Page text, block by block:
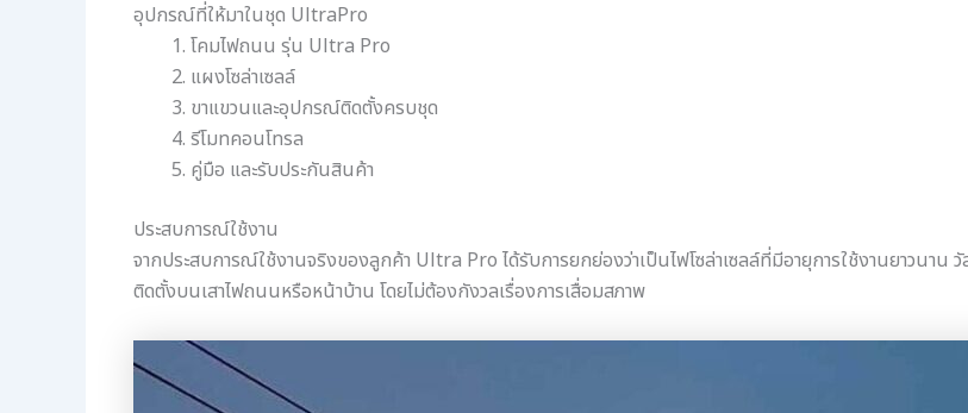
อุปกรณ์ที่ให้มาในชุด UltraPro
โคมไฟถนน รุ่น Ultra Pro
แผงโซล่าเซลล์
ขาแขวนและอุปกรณ์ติดตั้งครบชุด
รีโมทคอนโทรล
คู่มือ และรับประกันสินค้า
ประสบการณ์ใช้งาน
จากประสบการณ์ใช้งานจริงของลูกค้า Ultra Pro ได้รับการยกย่องว่าเป็นไฟโซล่าเซลล์ที่มีอายุการใช้งานยาวนา
ติดตั้งบนเสาไฟถนนหรือหน้าบ้าน โดยไม่ต้องกังวลเรื่องการเสื่อมสภาพ